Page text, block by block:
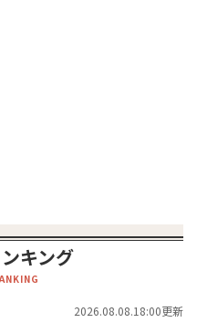
キング
2026.08.08.18:00更新